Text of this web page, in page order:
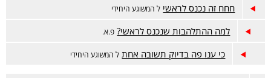
חחח זה נכנס לראשי ל המשוגע היחידי
למה ההתלהבות שנכנס לראשי? פ.א.
כי ענו פה בדיוק תשובה אחת ל המשוגע היחידי